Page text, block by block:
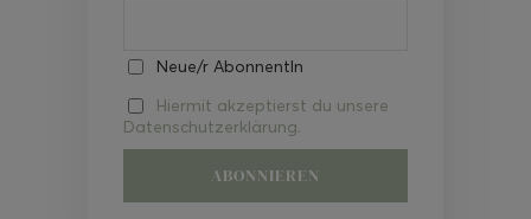
Neue/r AbonnentIn
Hiermit akzeptierst du unsere
Datenschutzerklärung.